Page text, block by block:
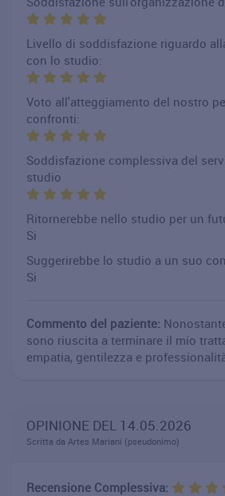
Livello di soddisfazione riguardo
con lo studio:
Voto all'atteggiamento del nostro
confronti:
Soddisfazione complessiva del
studio
Ritornerebbe nello studio per un
Si
Suggerirebbe lo studio a un suo
Si
Commento del paziente:
sono riuscita a terminare il mio
empatia, gentilezza e
OPINIONE DEL 14.05.2026
Scritta da Artes Mariani (pseudonimo)
Recensione Complessiva: